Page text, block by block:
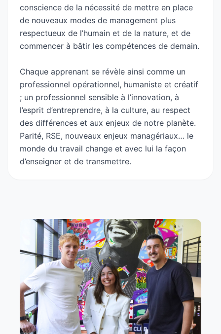
Compétences et Développement, un réseau de
14 écoles et centres de formation implantés
dans plus de 30 campus en France et à
l’international. Avec plus de 16 000 apprenants,
le réseau Compétences et Développement fait
partie des leaders de l’enseignement supérieur
privé en France.
conscience de la nécessité de mettre en place
de nouveaux modes de management plus
respectueux de l’humain et de la nature, et de
commencer à bâtir les compétences de demain.
Chaque apprenant se révèle ainsi comme un
professionnel opérationnel, humaniste et créatif
; un professionnel sensible à l’innovation, à
l’esprit d’entreprendre, à la culture, au respect
des différences et aux enjeux de notre planète.
Parité, RSE, nouveaux enjeux managériaux… le
monde du travail change et avec lui la façon
d’enseigner et de transmettre.